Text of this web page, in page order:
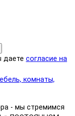
даете согласие на
- мы стремимся